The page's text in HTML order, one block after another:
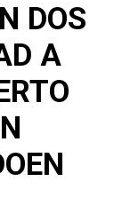
DOS
A